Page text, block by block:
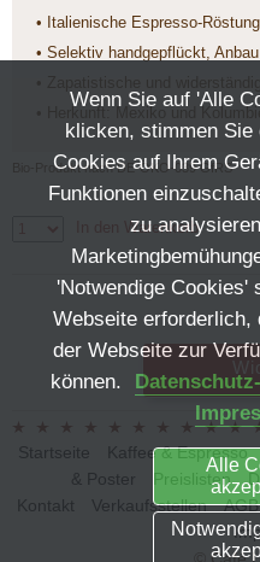
• Italienische Espresso-
• Selektiv handgepflückt,
Bio-Produkt nach DE-ÖKO-039 GfRS
In den Warenkorb
Startseite Kaffee & Espresso
& Poster
Preislisten
Kontakt
Verkaufsstellen AGB
Wenn Sie auf 'Alle
klicken, stimmen Sie
Cookies auf Ihrem
Funktionen
zu
'Notwendige Cookies'
Webseite erforderlich,
der Webseite zur
können.
Alle